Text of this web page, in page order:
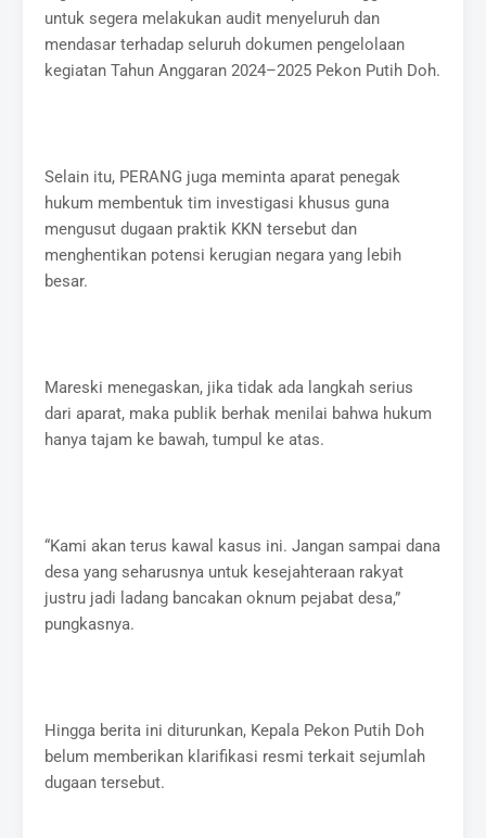
untuk segera melakukan audit menyeluruh dan
mendasar terhadap seluruh dokumen pengelolaan
kegiatan Tahun Anggaran 2024–2025 Pekon Putih Doh.
Selain itu, PERANG juga meminta aparat penegak
hukum membentuk tim investigasi khusus guna
mengusut dugaan praktik KKN tersebut dan
menghentikan potensi kerugian negara yang lebih
besar.
Mareski menegaskan, jika tidak ada langkah serius
dari aparat, maka publik berhak menilai bahwa hukum
hanya tajam ke bawah, tumpul ke atas.
“Kami akan terus kawal kasus ini. Jangan sampai dana
desa yang seharusnya untuk kesejahteraan rakyat
justru jadi ladang bancakan oknum pejabat desa,”
pungkasnya.
Hingga berita ini diturunkan, Kepala Pekon Putih Doh
belum memberikan klarifikasi resmi terkait sejumlah
dugaan tersebut.